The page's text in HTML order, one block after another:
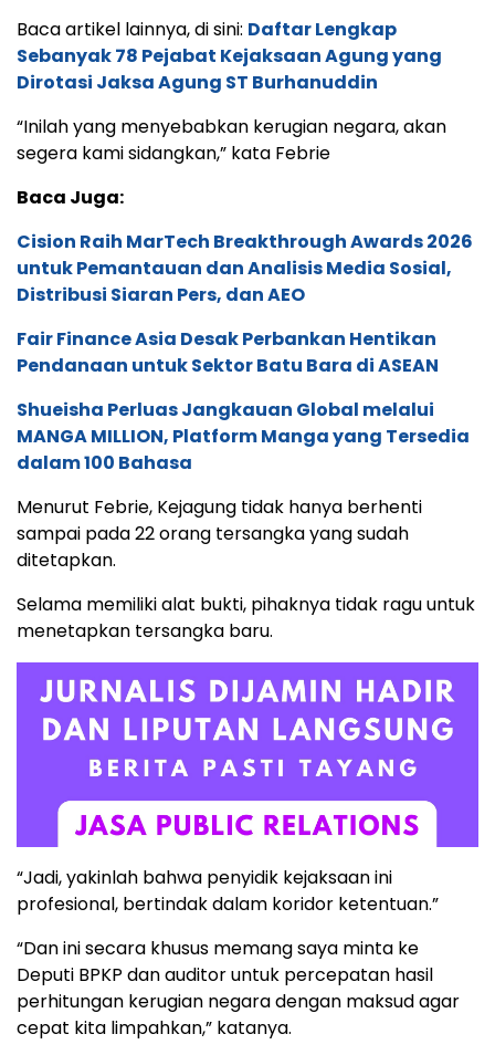
Baca artikel lainnya, di sini: Daftar Lengkap
Sebanyak 78 Pejabat Kejaksaan Agung yang
Dirotasi Jaksa Agung ST Burhanuddin
“Inilah yang menyebabkan kerugian negara, akan
segera kami sidangkan,” kata Febrie
Baca Juga:
Cision Raih MarTech Breakthrough Awards 2026
untuk Pemantauan dan Analisis Media Sosial,
Distribusi Siaran Pers, dan AEO
Fair Finance Asia Desak Perbankan Hentikan
Pendanaan untuk Sektor Batu Bara di ASEAN
Shueisha Perluas Jangkauan Global melalui
MANGA MILLION, Platform Manga yang Tersedia
dalam 100 Bahasa
Menurut Febrie, Kejagung tidak hanya berhenti
sampai pada 22 orang tersangka yang sudah
ditetapkan.
Selama memiliki alat bukti, pihaknya tidak ragu untuk
menetapkan tersangka baru.
“Jadi, yakinlah bahwa penyidik kejaksaan ini
profesional, bertindak dalam koridor ketentuan.”
“Dan ini secara khusus memang saya minta ke
Deputi BPKP dan auditor untuk percepatan hasil
perhitungan kerugian negara dengan maksud agar
cepat kita limpahkan,” katanya.